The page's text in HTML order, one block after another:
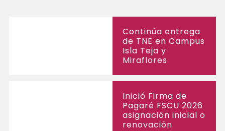
Continúa entrega
de TNE en Campus
Isla Teja y
Miraflores
Inició Firma de
Pagaré FSCU 2026
asignación inicial o
renovación